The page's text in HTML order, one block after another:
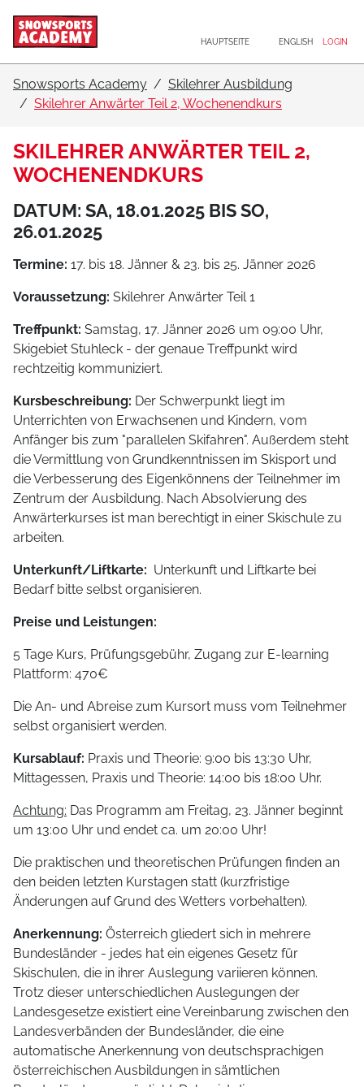
HAUPTSEITE ENGLISH LOGIN
Snowsports Academy
Skilehrer Ausbildung
Skilehrer Anwärter Teil 2, Wochenendkurs
SKILEHRER ANWÄRTER TEIL 2,
WOCHENENDKURS
DATUM: SA, 18.01.2025 BIS SO,
26.01.2025
Termine: 17. bis 18. Jänner & 23. bis 25. Jänner 2026
Voraussetzung: Skilehrer Anwärter Teil 1
Treffpunkt: Samstag, 17. Jänner 2026 um 09:00 Uhr,
Skigebiet Stuhleck - der genaue Treffpunkt wird
rechtzeitig kommuniziert.
Kursbeschreibung: Der Schwerpunkt liegt im
Unterrichten von Erwachsenen und Kindern, vom
Anfänger bis zum "parallelen Skifahren". Außerdem steht
die Vermittlung von Grundkenntnissen im Skisport und
die Verbesserung des Eigenkönnens der Teilnehmer im
Zentrum der Ausbildung. Nach Absolvierung des
Anwärterkurses ist man berechtigt in einer Skischule zu
arbeiten.
Unterkunft/Liftkarte: Unterkunft und Liftkarte bei
Bedarf bitte selbst organisieren.
Preise und Leistungen:
5 Tage Kurs, Prüfungsgebühr, Zugang zur E-learning
Plattform: 470€
Die An- und Abreise zum Kursort muss vom Teilnehmer
selbst organisiert werden.
Kursablauf: Praxis und Theorie: 9:00 bis 13:30 Uhr,
Mittagessen, Praxis und Theorie: 14:00 bis 18:00 Uhr.
Achtung: Das Programm am Freitag, 23. Jänner beginnt
um 13:00 Uhr und endet ca. um 20:00 Uhr!
Die praktischen und theoretischen Prüfungen finden an
den beiden letzten Kurstagen statt (kurzfristige
Änderungen auf Grund des Wetters vorbehalten).
Anerkennung: Österreich gliedert sich in mehrere
Bundesländer - jedes hat ein eigenes Gesetz für
Skischulen, die in ihrer Auslegung variieren können.
Trotz dieser unterschiedlichen Auslegungen der
Landesgesetze existiert eine Vereinbarung zwischen den
Landesverbänden der Bundesländer, die eine
automatische Anerkennung von deutschsprachigen
österreichischen Ausbildungen in sämtlichen